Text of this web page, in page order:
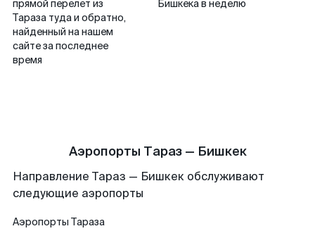
прямой перелет из
Тараза туда и обратно,
найденный на нашем
сайте за последнее
время
Бишкека в неделю
Аэропорты Тараз — Бишкек
Направление Тараз — Бишкек обслуживают
следующие аэропорты
Аэропорты Тараза